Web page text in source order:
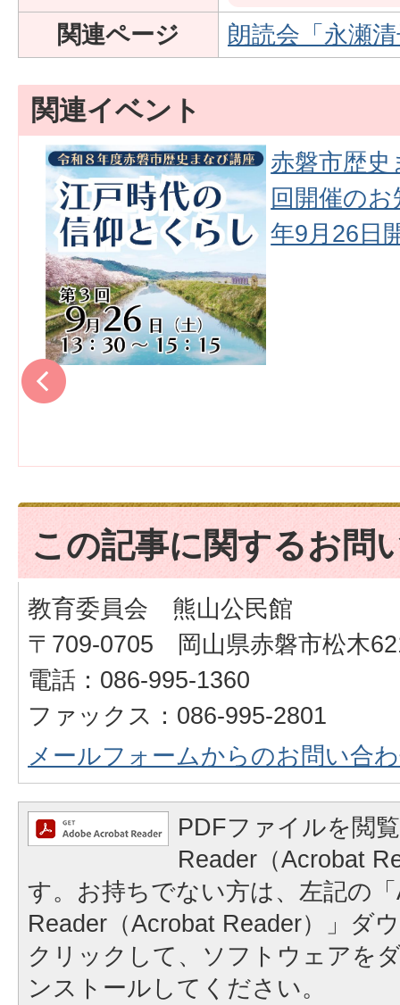
関連ページ 朗読会「永瀬
関連イベント
赤磐市歴
回開催の
年9月26日
この記事に関するお問
教育委員会 熊山公民館
〒709-0705 岡山県赤磐市松木
電話：086-995-1360
ファックス：086-995-2801
メールフォームからのお問い合
PDFファイルを閲
Reader（Acrobat
す。お持ちでない方は、左記の
Reader（Acrobat Reader）」ダ
クリックして、ソフトウェアを
ンストールしてください。